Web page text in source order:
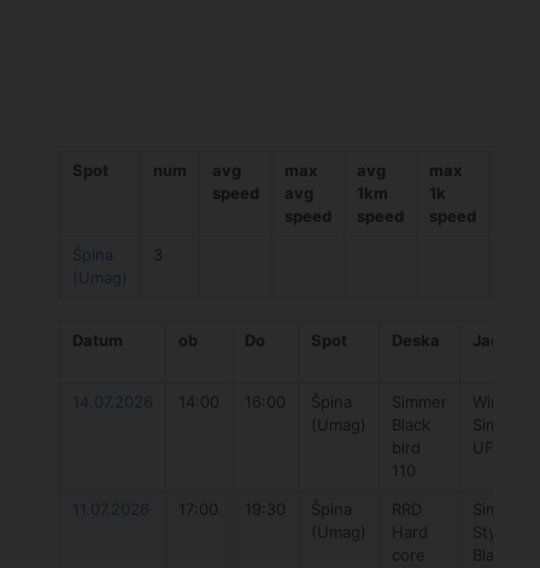
Spot num
avg
speed
max
avg
speed
avg
1km
speed
max
1k
speed
Špina
(Umag)
3
Datum ob Do Spot Deska Jadro
14.07.2026 14:00 16:00
Špina
(Umag)
Simmer
Black
bird
110
Wing
Simmer
UFO 5
11.07.2026 17:00 19:30
Špina
(Umag)
RRD
Hard
core
Simmer
Style
Black